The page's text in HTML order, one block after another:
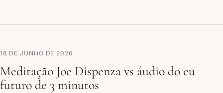
18 DE JUNHO DE 2026
Meditação Joe Dispenza vs áudio do eu
futuro de 3 minutos